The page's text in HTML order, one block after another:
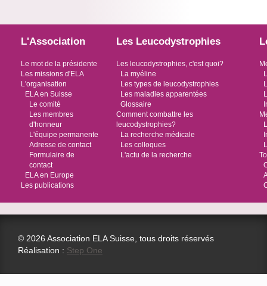
L'Association
Le mot de la présidente
Les missions d'ELA
L'organisation
ELA en Suisse
Le comité
Les membres
d'honneur
L'équipe permanente
Adresse de contact
Formulaire de
contact
ELA en Europe
Les publications
Les Leucodystrophies
Les leucodystrophies, c'est quoi?
La myéline
Les types de leucodystrophies
Les maladies apparentées
Glossaire
Comment combattre les
leucodystrophies?
La recherche médicale
Les colloques
L'actu de la recherche
© 2026 Association ELA Suisse, tous droits réservés
Réalisation : Step One